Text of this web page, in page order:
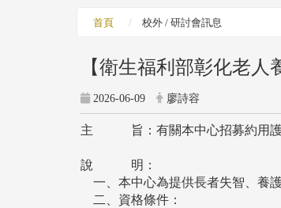
首頁 校外 / 研討會訊息
【衛生福利部彰化老
2026-06-09 廖詩容
主 旨：有關本中心招募約用護理
說 明：
一、本中心為提供長者失智、養
二、資格條件：